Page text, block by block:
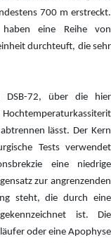
700 m erstreckt.
haben eine Reihe von
durchteuft, die sehr
DSB-72, über die hier
lässt. Der Kern
Tests verwendet
eine niedrige
zur angrenzenden
steht, die durch eine
ist. Die
oder eine Apophyse